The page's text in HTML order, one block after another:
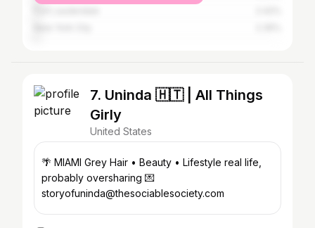
7. Uninda 🇭🇹 | All Things
Girly
United States
🌴 MIAMI Grey Hair • Beauty • Lifestyle real life,
probably oversharing 💌
storyofuninda@thesociablesociety.com